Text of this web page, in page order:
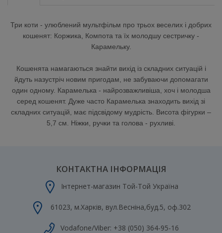
Три коти - улюблений мультфільм про трьох веселих і добрих
кошенят: Коржика, Компота та їх молодшу сестричку -
Карамельку.
Кошенята намагаються знайти вихід із складних ситуацій і
йдуть назустріч новим пригодам, не забуваючи допомагати
один одному. Карамелька - найрозважливіша, хоч і молодша
серед кошенят. Дуже часто Карамелька знаходить вихід зі
складних ситуацій, має підсвідому мудрість. Висота фігурки –
5,7 см. Ніжки, ручки та голова - рухливі.
КОНТАКТНА ІНФОРМАЦІЯ
Інтернет-магазин Той-Той Україна
61023, м.Харків, вул.Весніна,буд.5, оф.302
Vodafone/Viber: +38 (050) 364-95-16